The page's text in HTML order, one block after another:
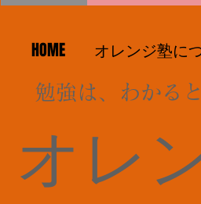
HOME オレンジ塾に
勉強は、わかる
オレ